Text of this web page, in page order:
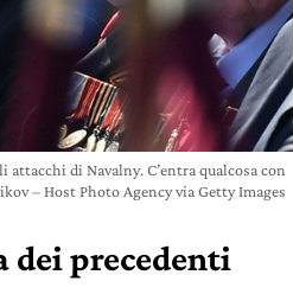
di Navalny. C’entra qualcosa con
– Host Photo Agency via Getty Images
dei precedenti